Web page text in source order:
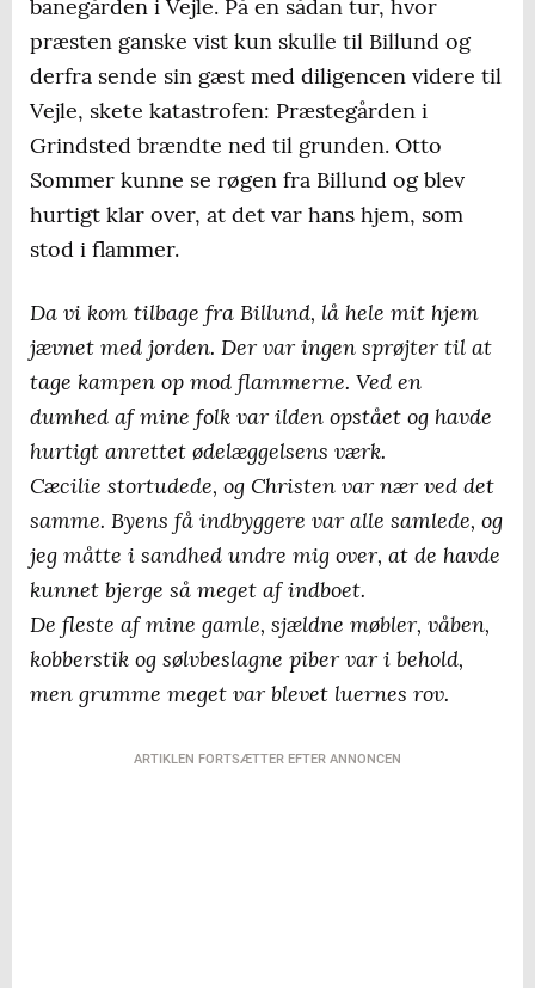
banegården i Vejle. På en sådan tur, hvor
præsten ganske vist kun skulle til Billund og
derfra sende sin gæst med diligencen videre til
Vejle, skete katastrofen: Præstegården i
Grindsted brændte ned til grunden. Otto
Sommer kunne se røgen fra Billund og blev
hurtigt klar over, at det var hans hjem, som
stod i flammer.
Da vi kom tilbage fra Billund, lå hele mit hjem
jævnet med jorden. Der var ingen sprøjter til at
tage kampen op mod flammerne. Ved en
dumhed af mine folk var ilden opstået og havde
hurtigt anrettet ødelæggelsens værk.
Cæcilie stortudede, og Christen var nær ved det
samme. Byens få indbyggere var alle samlede, og
jeg måtte i sandhed undre mig over, at de havde
kunnet bjerge så meget af indboet.
De fleste af mine gamle, sjældne møbler, våben,
kobberstik og sølvbeslagne piber var i behold,
men grumme meget var blevet luernes rov.
ARTIKLEN FORTSÆTTER EFTER ANNONCEN